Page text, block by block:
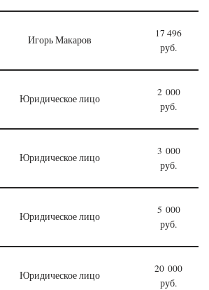
Игорь Макаров
17 496
руб.
Юридическое лицо
2 000
руб.
Юридическое лицо
3 000
руб.
Юридическое лицо
5 000
руб.
Юридическое лицо
20 000
руб.